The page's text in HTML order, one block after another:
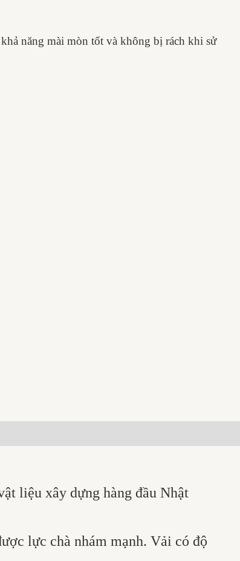
năng mài mòn tốt và không bị rách khi sử
liệu xây dựng hàng đầu Nhật
lực chà nhám mạnh. Vải có độ